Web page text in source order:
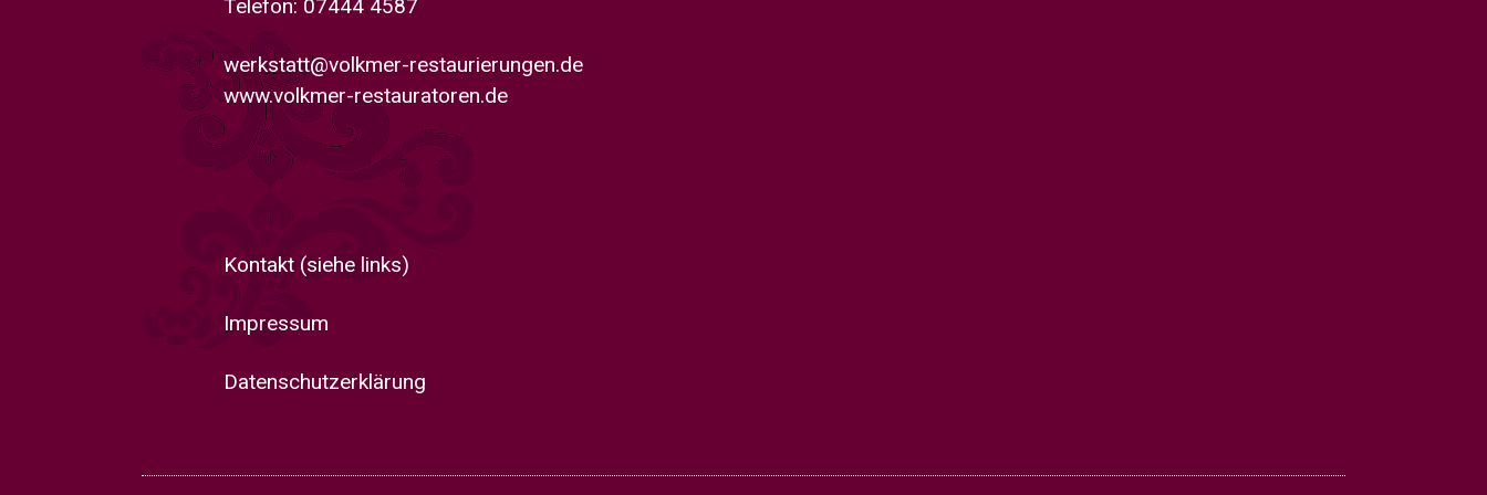
Telefon: 07444 4587
werkstatt@volkmer-restaurierungen.de
www.volkmer-restauratoren.de
Kontakt (siehe links)
Impressum
Datenschutzerklärung